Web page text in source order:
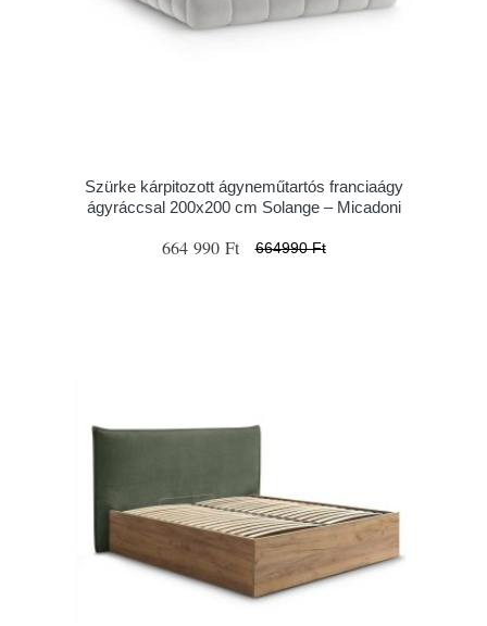
Szürke kárpitozott ágyneműtartós franciaágy
ágyráccsal 200x200 cm Solange – Micadoni
664 990 Ft 664990 Ft